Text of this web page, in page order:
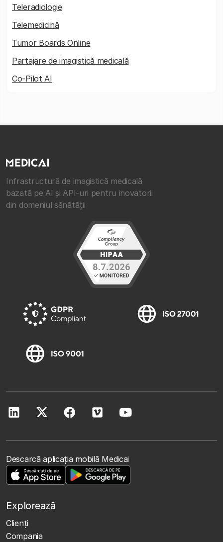
Teleradiologie
Telemedicină
Tumor Boards Online
Partajare de imagistică medicală
Co-Pilot AI
Infrastructură de imagistică medicală
bazată pe AI și API-uri pentru inovatorii
din domeniul sănătății
Descarcă aplicația mobilă Medicai
Explorează
Clienţi
Compania